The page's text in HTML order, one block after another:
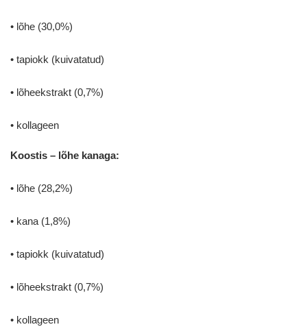
• lõhe (30,0%)
• tapiokk (kuivatatud)
• lõheekstrakt (0,7%)
• kollageen
Koostis – lõhe kanaga:
• lõhe (28,2%)
• kana (1,8%)
• tapiokk (kuivatatud)
• lõheekstrakt (0,7%)
• kollageen